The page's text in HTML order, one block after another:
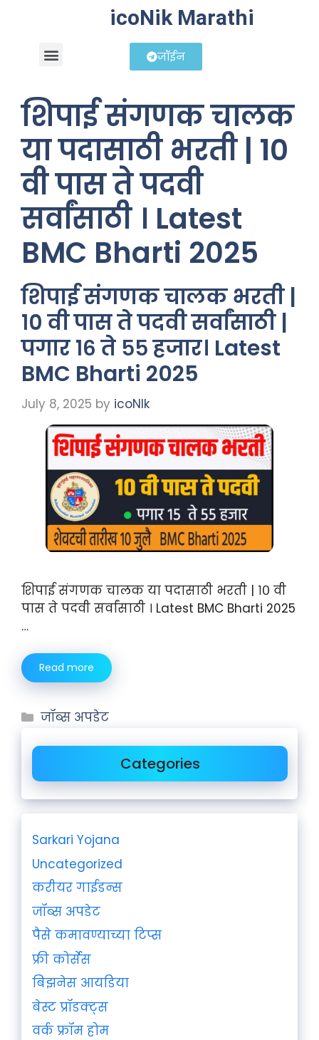
icoNik Marathi
जॉईन
शिपाई संगणक चालक
या पदासाठी भरती | १०
वी पास ते पदवी
सर्वांसाठी । Latest
BMC Bharti 2025
शिपाई संगणक चालक भरती |
१० वी पास ते पदवी सर्वांसाठी |
पगार १६ ते ५५ हजार। Latest
BMC Bharti 2025
July 8, 2025 by icoNIk
शिपाई संगणक चालक या पदासाठी भरती | १० वी
पास ते पदवी सर्वांसाठी । Latest BMC Bharti 2025
…
Read more
जॉब्स अपडेट
Categories
Sarkari Yojana
Uncategorized
करीयर गाईडन्स
जॉब्स अपडेट
पैसे कमावण्याच्या टिप्स
फ्री कोर्सेस
बिझनेस आयडिया
बेस्ट प्रॉडक्ट्स
वर्क फ्रॉम होम